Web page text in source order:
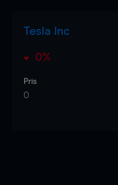
Tesla Inc
0%
Pris
0